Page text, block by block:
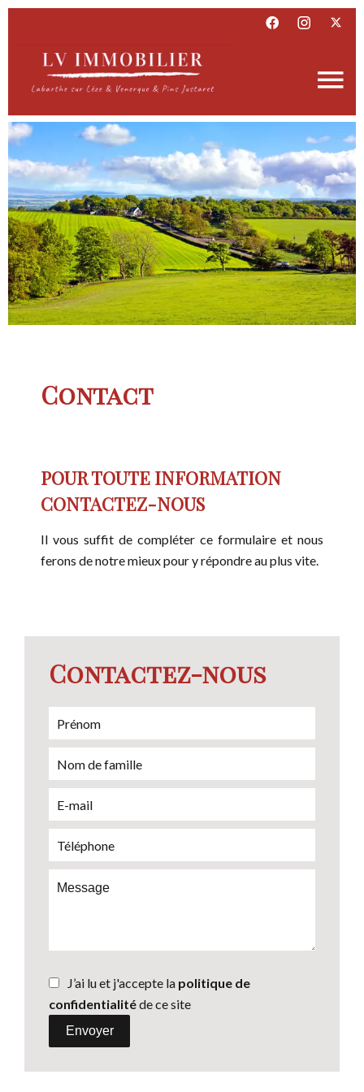
Contact
POUR TOUTE INFORMATION
CONTACTEZ-NOUS
Il vous suffit de compléter ce formulaire et nous
ferons de notre mieux pour y répondre au plus vite.
Contactez-nous
J’ai lu et j'accepte la politique de
confidentialitéde ce site
Envoyer